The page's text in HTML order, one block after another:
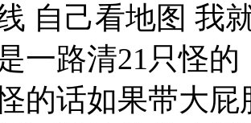
自己看地图 我
一路清21只怪的
的话如果带大